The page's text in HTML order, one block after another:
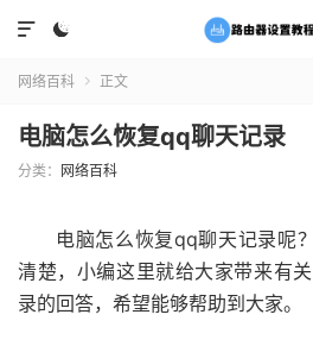


网络百科  正文
电脑怎么恢复qq聊天记录
分类： 网络百科
电脑怎么恢复qq聊天记录呢
清楚，小编这里就给大家带来有
录的回答，希望能够帮助到大家。